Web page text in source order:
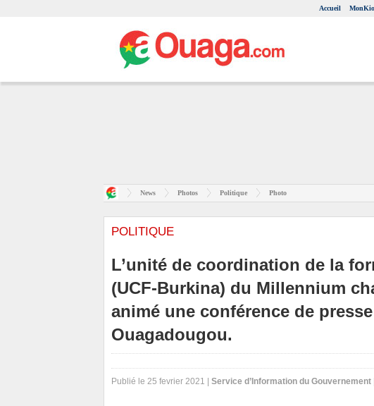
Accueil
News Photos Politique Photo
POLITIQUE
L’unité de coordination de la
(UCF-Burkina) du Millennium
animé une conférence de
Ouagadougou.
Publié le 25 fevrier 2021 | Service d’Information du Gouvernement